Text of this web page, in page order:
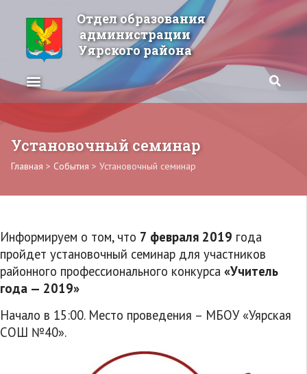
Отдел образования
администрации
Уярского района
Установочный семинар
Главная > События > Установочный семинар
Информируем о том, что 7 февраля 2019 года
пройдет установочный семинар для участников
районного профессионального конкурса «Учитель
года — 2019»
Начало в 15:00. Место проведения – МБОУ «Уярская
СОШ №40».